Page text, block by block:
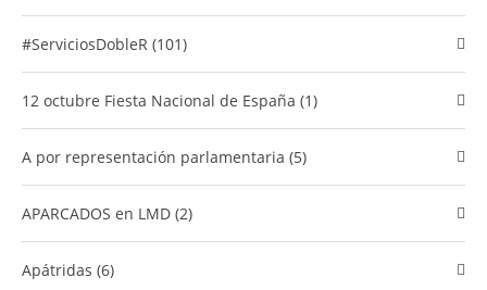
#ServiciosDobleR (101)
12 octubre Fiesta Nacional de España (1)
A por representación parlamentaria (5)
APARCADOS en LMD (2)
Apátridas (6)